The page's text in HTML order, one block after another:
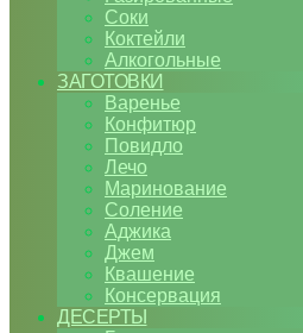
Соки
Коктейли
Алкогольные
ЗАГОТОВКИ
Варенье
Конфитюр
Повидло
Лечо
Маринование
Соление
Аджика
Джем
Квашение
Консервация
ДЕСЕРТЫ